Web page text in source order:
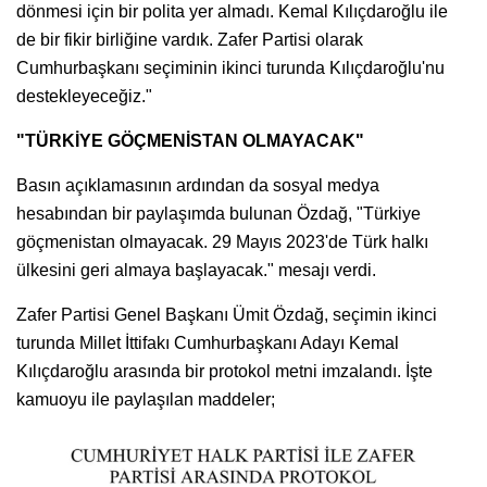
dönmesi için bir polita yer almadı. Kemal Kılıçdaroğlu ile
de bir fikir birliğine vardık. Zafer Partisi olarak
Cumhurbaşkanı seçiminin ikinci turunda Kılıçdaroğlu'nu
destekleyeceğiz."
"TÜRKİYE GÖÇMENİSTAN OLMAYACAK"
Basın açıklamasının ardından da sosyal medya
hesabından bir paylaşımda bulunan Özdağ, "Türkiye
göçmenistan olmayacak. 29 Mayıs 2023'de Türk halkı
ülkesini geri almaya başlayacak." mesajı verdi.
Zafer Partisi Genel Başkanı Ümit Özdağ, seçimin ikinci
turunda Millet İttifakı Cumhurbaşkanı Adayı Kemal
Kılıçdaroğlu arasında bir protokol metni imzalandı. İşte
kamuoyu ile paylaşılan maddeler;